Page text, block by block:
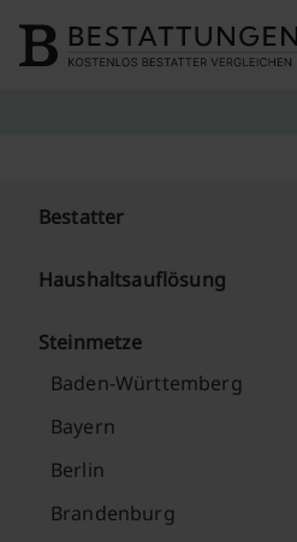
Bestatter
Haushaltsauflösung
Steinmetze
Baden-Württemberg
Bayern
Berlin
Brandenburg